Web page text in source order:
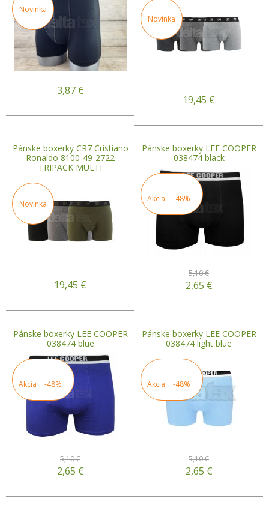
Novinka
3,87 €
Novinka
19,45 €
Pánske boxerky CR7 Cristiano
Ronaldo 8100-49-2722
TRIPACK MULTI
Novinka
19,45 €
Pánske boxerky LEE COOPER
038474 black
Akcia -48%
5,10 €
2,65 €
Pánske boxerky LEE COOPER
038474 blue
Akcia -48%
5,10 €
2,65 €
Pánske boxerky LEE COOPER
038474 light blue
Akcia -48%
5,10 €
2,65 €